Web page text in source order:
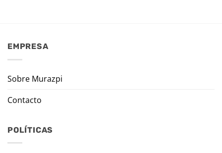
EMPRESA
Sobre Murazpi
Contacto
POLÍTICAS